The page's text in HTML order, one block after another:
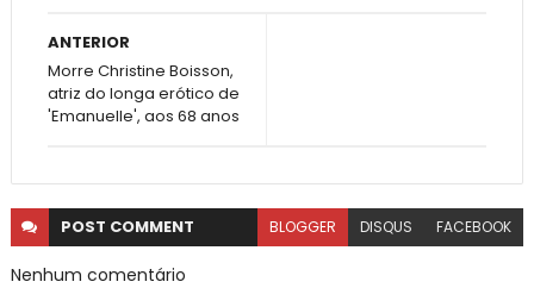
ANTERIOR
Morre Christine Boisson,
atriz do longa erótico de
'Emanuelle', aos 68 anos
POST COMMENT BLOGGER DISQUS FACEBOOK
Nenhum comentário